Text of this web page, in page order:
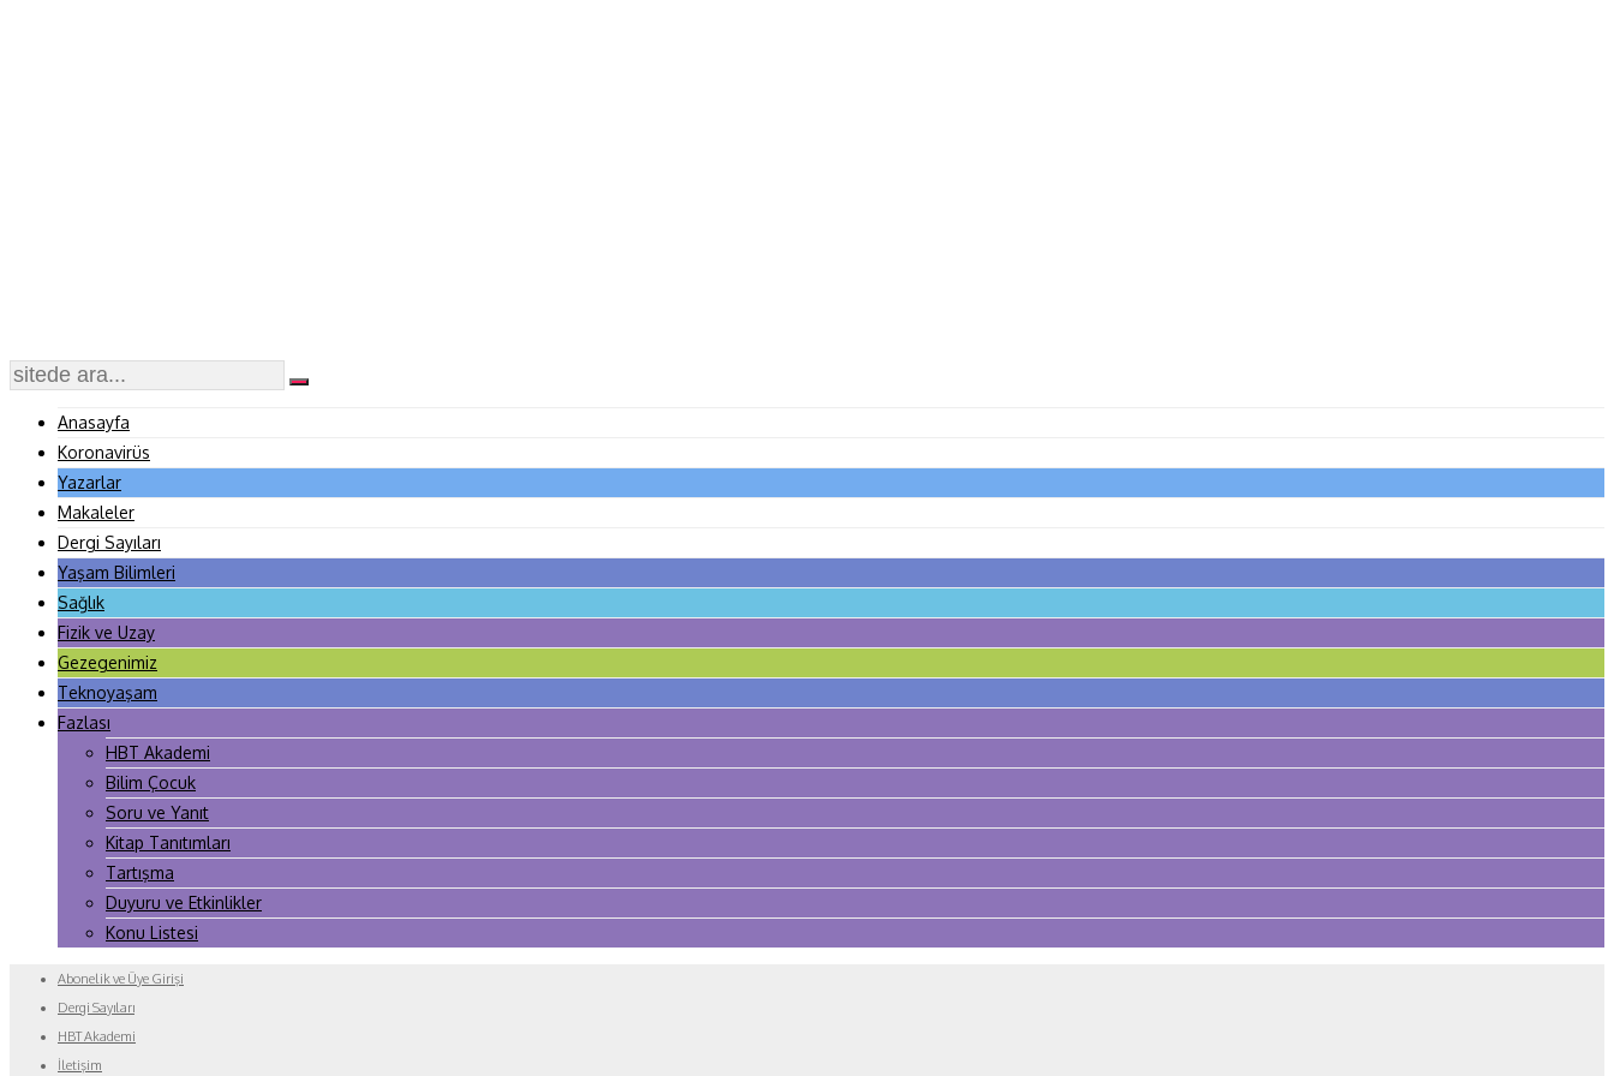
Anasayfa
Koronavirüs
Yazarlar
Makaleler
Dergi Sayıları
Yaşam Bilimleri
Sağlık
Fizik ve Uzay
Gezegenimiz
Teknoyaşam
Fazlası
HBT Akademi
Bilim Çocuk
Soru ve Yanıt
Kitap Tanıtımları
Tartışma
Duyuru ve Etkinlikler
Konu Listesi
Abonelik ve Üye Girişi
Dergi Sayıları
HBT Akademi
İletişim